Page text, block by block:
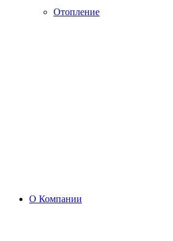
Отопление
О Компании